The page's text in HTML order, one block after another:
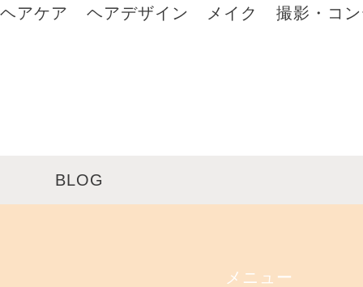
ヘアケア
ヘアデザイン メイク 撮影・コ
BLOG
メニュー